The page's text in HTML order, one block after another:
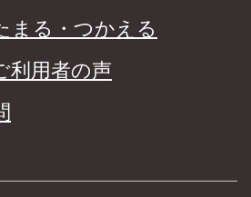
まる・つかえる
利用者の声